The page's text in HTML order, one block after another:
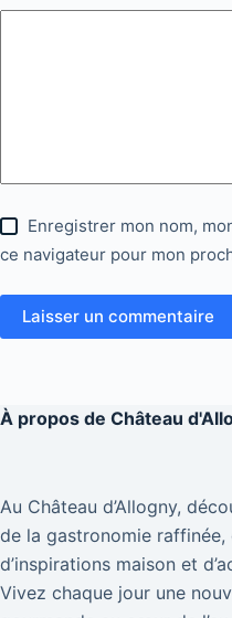
Enregistrer mon nom,
ce navigateur pour mon
Laisser un commentaire
À propos de Château
Au Château d’Allogny,
de la gastronomie raffinée,
d’inspirations maison et
Vivez chaque jour une